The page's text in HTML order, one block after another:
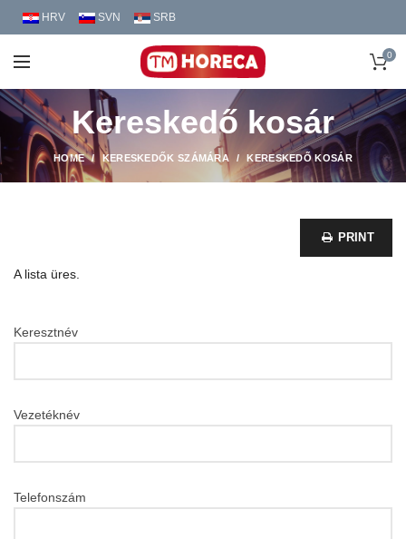
HRV SVN SRB
0
Kereskedő kosár
HOME KERESKEDŐK SZÁMÁRA KERESKEDŐ KOSÁR
PRINT
A lista üres.
Keresztnév
Vezetéknév
Telefonszám